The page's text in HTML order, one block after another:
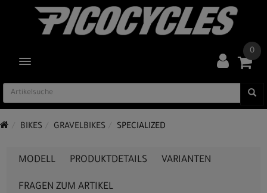
TOGGLE NAVIGATION
0
BIKES GRAVELBIKES SPECIALIZED
MODELL PRODUKTDETAILS VARIANTEN
FRAGEN ZUM ARTIKEL